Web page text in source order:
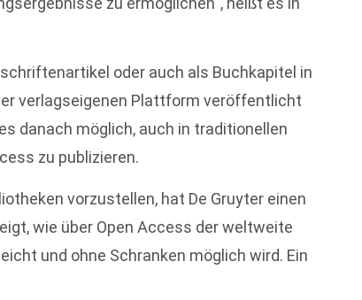
oder auch als Buchkapitel in
verlagseigenen Plattform veröffentlicht
danach möglich, auch in traditionellen
zu publizieren.
vorzustellen, hat De Gruyter einen
wie über Open Access der weltweite
und ohne Schranken möglich wird. Ein